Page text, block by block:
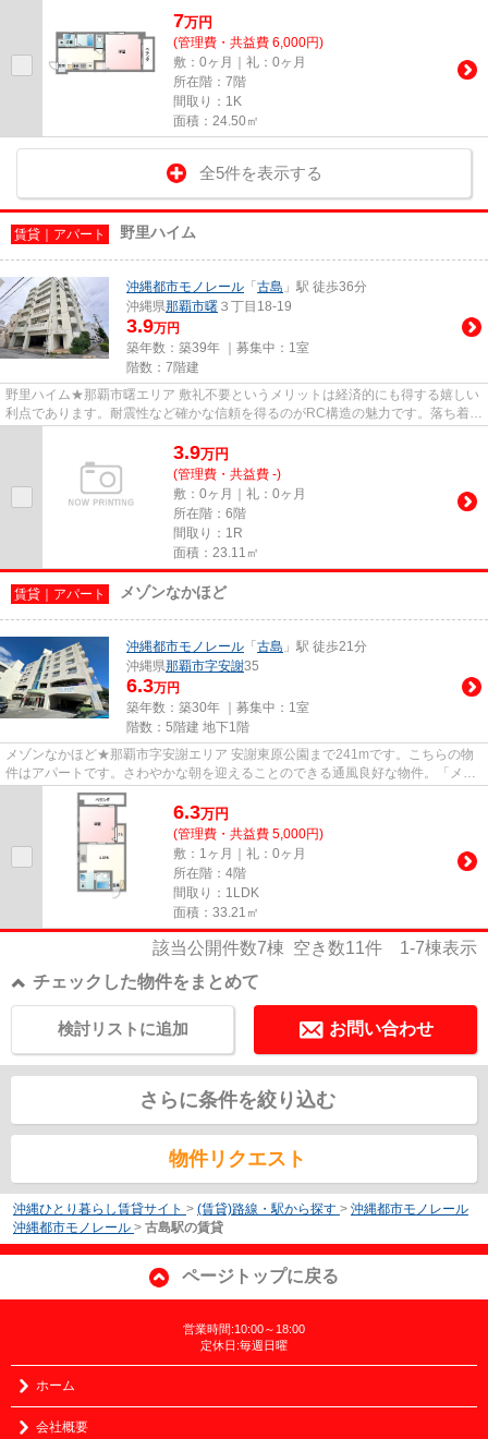
7万円
(管理費・共益費 6,000円)
敷：0ヶ月｜礼：0ヶ月
所在階：7階
間取り：1K
面積：24.50㎡
全5件を表示する
賃貸｜アパート 野里ハイム
沖縄都市モノレール 「 古島 」駅 徒歩36分
沖縄県那覇市曙 ３丁目18-19
3.9万円
築年数：築39年 ｜募集中： 1室
階数：7階建
野里ハイム★那覇市曙エリア 敷礼不要というメリットは経済的にも得する嬉しい
利点であります。耐震性など確かな信頼を得るのがRC構造の魅力です。落ち着い
3.9万円
(管理費・共益費 -)
敷：0ヶ月｜礼：0ヶ月
所在階：6階
間取り：1R
面積：23.11㎡
賃貸｜アパート メゾンなかほど
沖縄都市モノレール 「 古島 」駅 徒歩21分
沖縄県那覇市字安謝35
6.3万円
築年数：築30年 ｜募集中： 1室
階数：5階建 地下1階
メゾンなかほど★那覇市字安謝エリア 安謝東原公園まで241mです。こちらの物
件はアパートです。さわやかな朝を迎えることのできる通風良好な物件。「メゾ
ンなかほど」のここがイチオシ...
6.3万円
(管理費・共益費 5,000円)
敷：1ヶ月｜礼：0ヶ月
所在階：4階
間取り：1LDK
面積：33.21㎡
該当公開件数7棟 空き数11件 1-7棟表示
チェックした物件をまとめて
お問い合わせ
検討リストに追加
さらに条件を絞り込む
物件リクエスト
沖縄ひとり暮らし賃貸サイト > (賃貸)路線・駅から探す > 沖縄都市モノレール
沖縄都市モノレール > 古島駅の賃貸
ページトップに戻る
営業時間:10:00～18:00
定休日:毎週日曜
ホーム
会社概要